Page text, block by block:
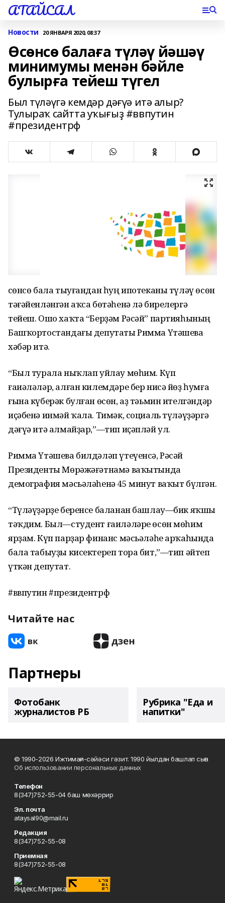
АТАЙСАЛ
Новости 20 ЯНВАРЯ 2020, 08:37
Өсөнсө балаға түләү йәшәү
минимумы менән бәйле
булырға тейеш түгел
Был түләүгә кемдәр дәғүә итә алыр?
Тулыраҡ сайтта уҡығыҙ #ввпутин
#президентрф
Өсөнсө бала тыуғандан һуң ипотеканы түләү өсөн
тәғәйенләнгән аҡса бөтәһенә лә бирелергә
тейеш. Ошо хаҡта “Берҙәм Рәсәй” партияһының
Башҡортостандағы депутаты Римма Үтәшева
хәбәр итә.
“Был турала ныҡлап уйлау мөһим. Күп
ғаиәләләр, алған килемдәре бер нисә йөҙ һумға
ғына күберәк булған өсөн, аҙ тәьмин ителгәндәр
иҫәбенә инмәй ҡала. Тимәк, социаль түләүҙәргә
дәғүә итә алмайҙар,”—тип иҫәпләй ул.
Римма Үтәшева билдәләп үтеүенсә, Рәсәй
Президенты Мөрәжәғәтнамә ваҡытында
демография мәсьәләһенә 45 минут ваҡыт бүлгән.
“Түләүҙәрҙе беренсе баланан башлау—бик яҡшы
тәҡдим. Был—студент ғаиләләре өсөн мөһим
ярҙам. Күп парҙар финанс мәсьәләһе арҡаһында
бала табыуҙы кисектереп тора бит,”—тип әйтеп
үткән депутат.
#ввпутин #президентрф
Читайте нас
Партнеры
Фотобанк
журналистов РБ
Рубрика "Еда и
напитки"
© 1990-2026 Ижтимағи-сәйәси гәзит. 1990 йылдан башлап сыға
Об использовании персональных данных
Телефон
8(347)752-55-04 баш мөхәррир
Эл. почта
ataysal90@mail.ru
Редакция
8(347)752-55-08
Приемная
8(347)752-55-08